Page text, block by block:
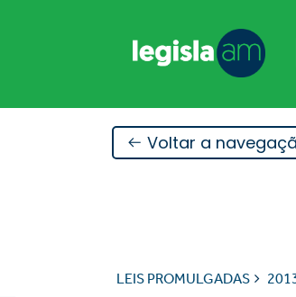
Voltar a
LEIS PROMULGADAS